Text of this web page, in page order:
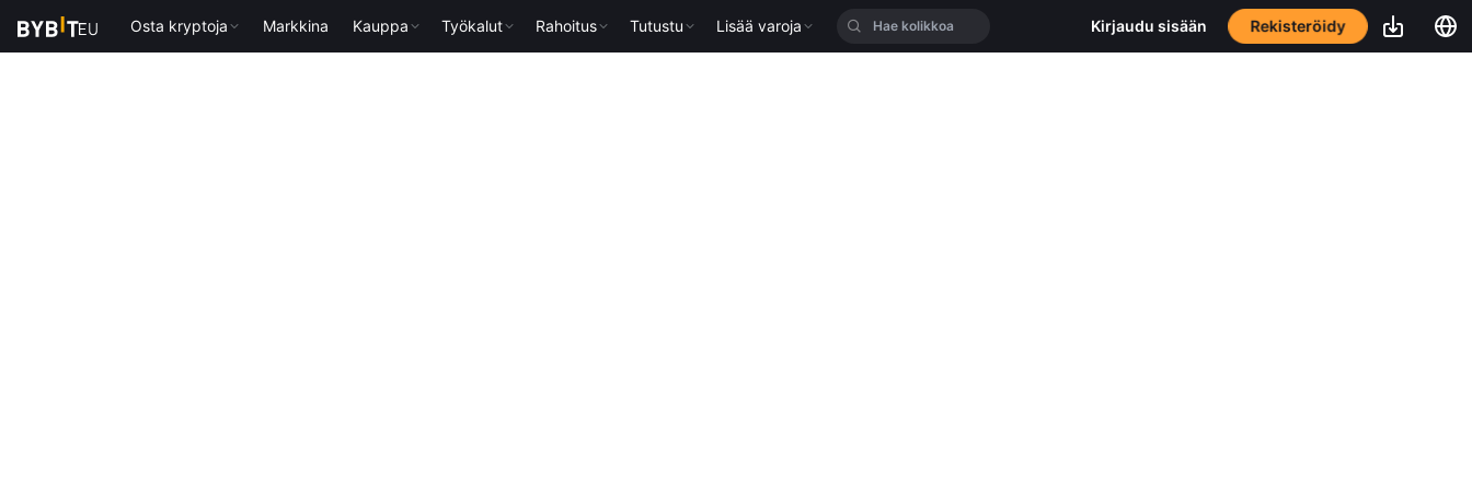
Osta kryptoja Markkina Kauppa Työkalut Rahoitus Tutustu Lisää varoja Kirjaudu sisään Rekisteröidy